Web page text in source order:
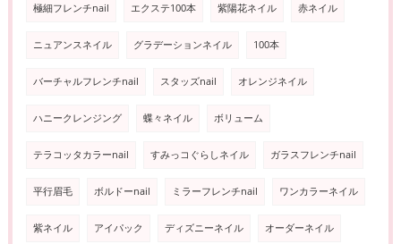
極細フレンチnail エクステ100本 紫陽花ネイル 赤ネイル
ニュアンスネイル グラデーションネイル 100本
バーチャルフレンチnail スタッズnail オレンジネイル
ハニークレンジング 蝶々ネイル ボリューム
テラコッタカラーnail すみっコぐらしネイル ガラスフレンチnail
平行眉毛 ボルドーnail ミラーフレンチnail ワンカラーネイル
紫ネイル アイパック ディズニーネイル オーダーネイル